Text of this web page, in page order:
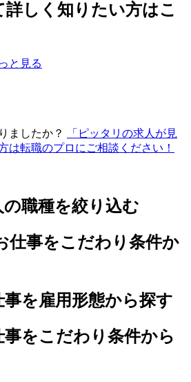
しく知りたい方はこ
ましたか？
「ピッタリの求人が見
は転職のプロにご相談ください！
職種を絞り込む
仕事をこだわり条件か
を雇用形態から探す
をこだわり条件から